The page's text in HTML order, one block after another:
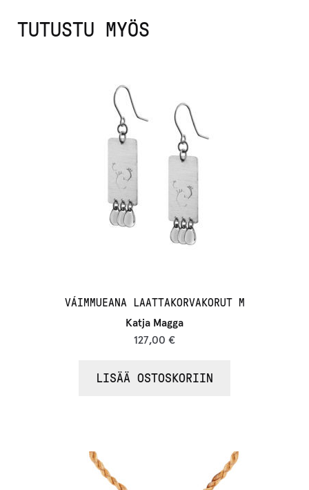
TUTUSTU MYÖS
VÁIMMUEANA LAATTAKORVAKORUT M
Katja Magga
127,00 €
LISÄÄ OSTOSKORIIN